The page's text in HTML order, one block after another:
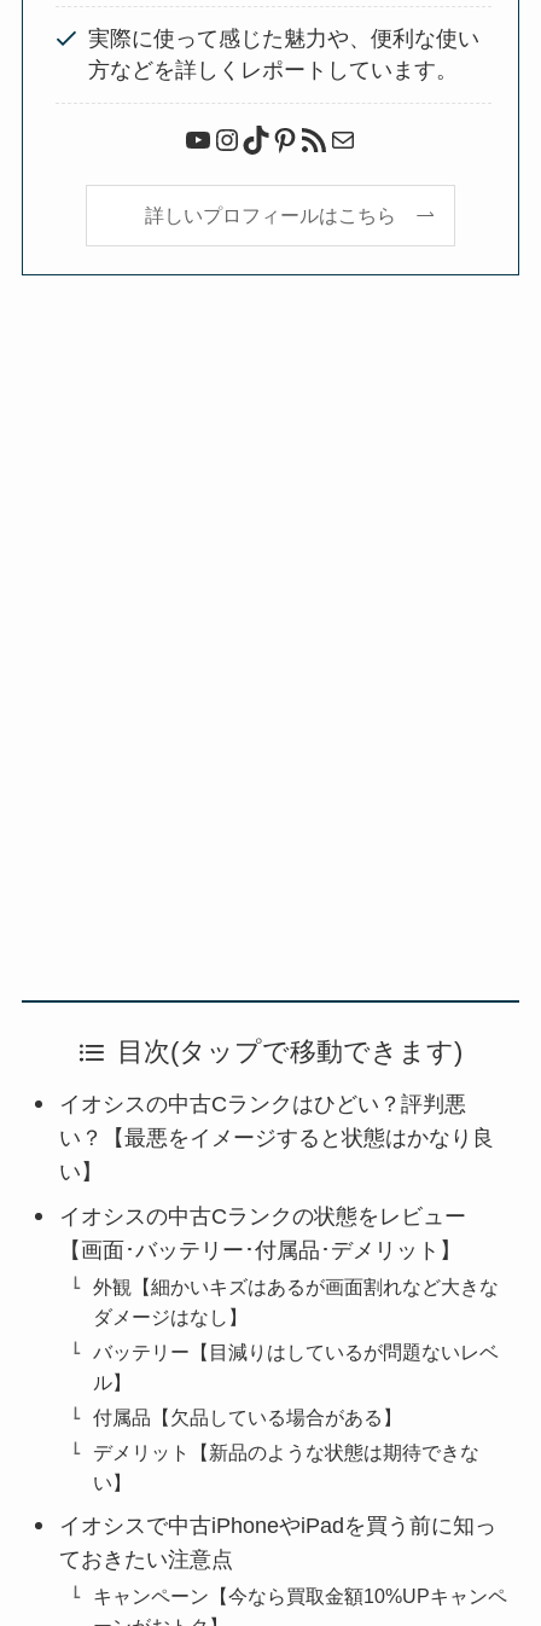
実際に使って感じた魅力や、便利な使い
方などを詳しくレポートしています。
YouTube Instagram TikTok Pinterest RSS フィードメール
詳しいプロフィールはこちら
目次(タップで移動できます)
イオシスの中古Cランクはひどい？評判悪
い？【最悪をイメージすると状態はかなり良
い】
イオシスの中古Cランクの状態をレビュー
【画面･バッテリー･付属品･デメリット】
外観【細かいキズはあるが画面割れなど大きな
ダメージはなし】
バッテリー【目減りはしているが問題ないレベ
ル】
付属品【欠品している場合がある】
デメリット【新品のような状態は期待できな
い】
イオシスで中古iPhoneやiPadを買う前に知っ
ておきたい注意点
キャンペーン【今なら買取金額10%UPキャンペ